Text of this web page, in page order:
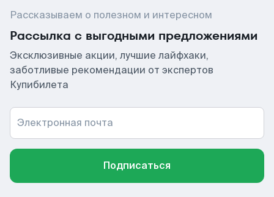
Рассказываем о полезном и интересном
Рассылка с выгодными предложениями
Эксклюзивные акции, лучшие лайфхаки,
заботливые рекомендации от экспертов
Купибилета
Электронная почта
Подписаться